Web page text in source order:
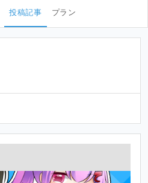
投稿記事 プラン